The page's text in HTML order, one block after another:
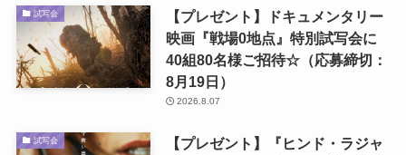
試写会
【プレゼント】ドキュメンタリー
映画『戦場0地点』特別試写会に
40組80名様ご招待☆（応募締切：
8月19日）
2026.8.07
試写会
【プレゼント】『ヒンド・ラジャ